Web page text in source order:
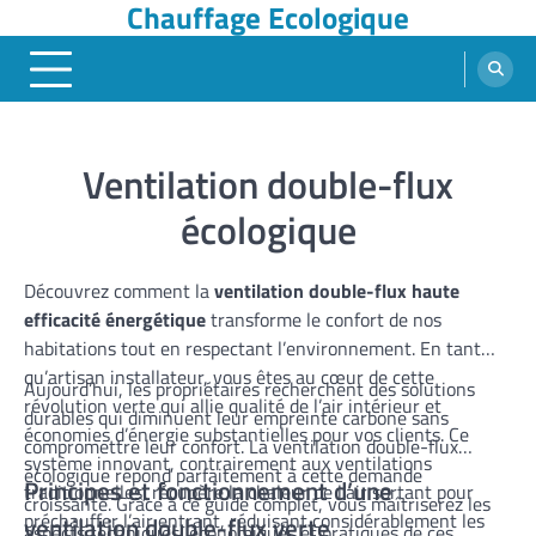
to
content
Chauffage Ecologique
Ventilation double-flux
écologique
Découvrez comment laventilation double-flux haute
efficacité énergétiquetransforme le confort de nos
habitations tout en respectant l’environnement. En tant
qu’artisan installateur, vous êtes au cœur de cette
révolution verte qui allie qualité de l’air intérieur et
économies d’énergie substantielles pour vos clients. Ce
système innovant, contrairement aux ventilations
traditionnelles, récupère la chaleur de l’air sortant pour
préchauffer l’air entrant, réduisant considérablement les
Aujourd’hui, les propriétaires recherchent des solutions
durables qui diminuent leur empreinte carbone sans
compromettre leur confort. La ventilation double-flux
écologique répond parfaitement à cette demande
croissante. Grâce à ce guide complet, vous maîtriserez les
Principes et fonctionnement d’une
ventilation double-flux verte